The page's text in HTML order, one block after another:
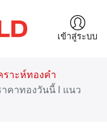
เข้าสู่ระบบ
ราะห์ทองคำ
าคาทองวันนี้ l แนว